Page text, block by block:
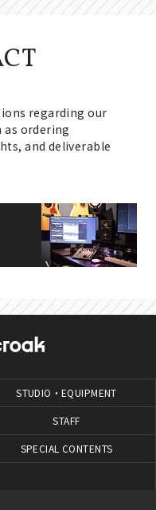
regarding our
as ordering
and deliverable
STUDIO・EQUIPMENT
STAFF
SPECIAL CONTENTS